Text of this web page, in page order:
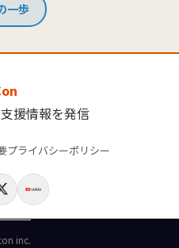
一歩
援情報を発信
プライバシーポリシー
inc.